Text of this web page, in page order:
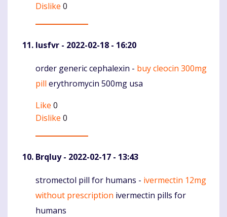
Dislike 0
Iusfvr - 2022-02-18 - 16:20
Komentaras
order generic cephalexin - buy cleocin 300mg
pill erythromycin 500mg usa
Like 0
Dislike 0
Brqluy- 2022-02-17 - 13:43
Komentaras
stromectol pill for humans - ivermectin 12mg
without prescription ivermectin pills for
humans